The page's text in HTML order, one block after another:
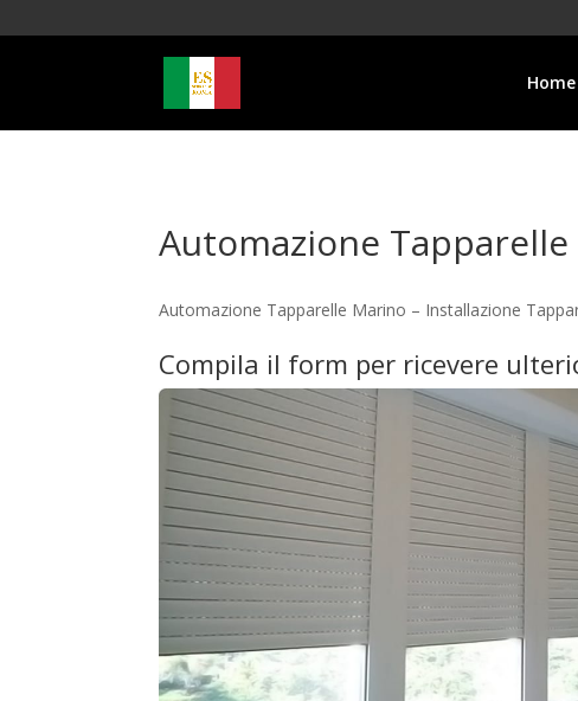
Home
Automazione
Automazione Tapparelle Marino – Installazione
Compila il form per ricevere